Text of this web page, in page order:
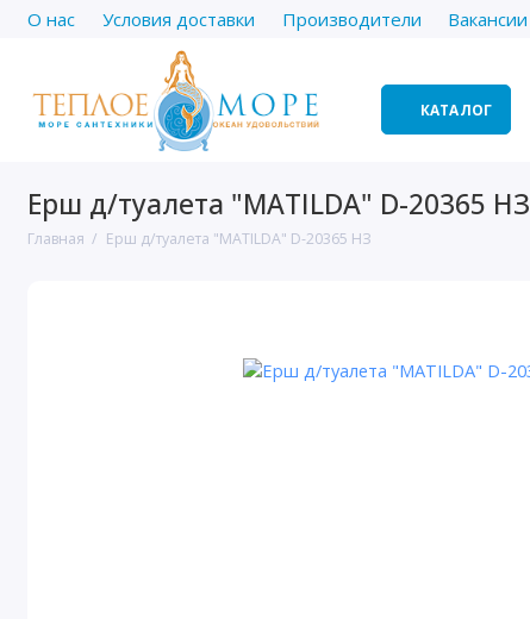
О нас Условия доставки Производители Вакансии
КАТАЛОГ
Ерш д/туалета "MATILDA" D-20365 НЗ
Главная Ерш д/туалета "MATILDA" D-20365 НЗ